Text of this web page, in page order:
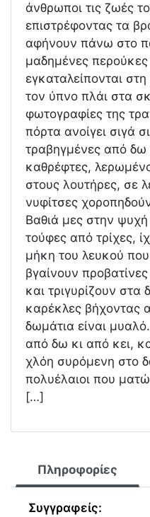
άνθρωποι τις ζωές
επιστρέφοντας τα
αφήνουν πάνω στο
μαδημένες περούκες
εγκαταλείπονται
τον ύπνο πλάι στα
φωτογραφίες της
πόρτα ανοίγει σιγά
τραβηγμένες από δω
καθρέφτες,
στους λουτήρες, σε
νυφίτσες
Βαθιά μες στην
τούφες από τρίχες,
μήκη του λευκού
βγαίνουν
και τριγυρίζουν στα
καρέκλες βήχοντας
δωμάτια είναι
από δω κι από κει,
χλόη συρόμενη στο
πολυέλαιοι που
[…]
Πληροφορίες
Συγγραφείς: